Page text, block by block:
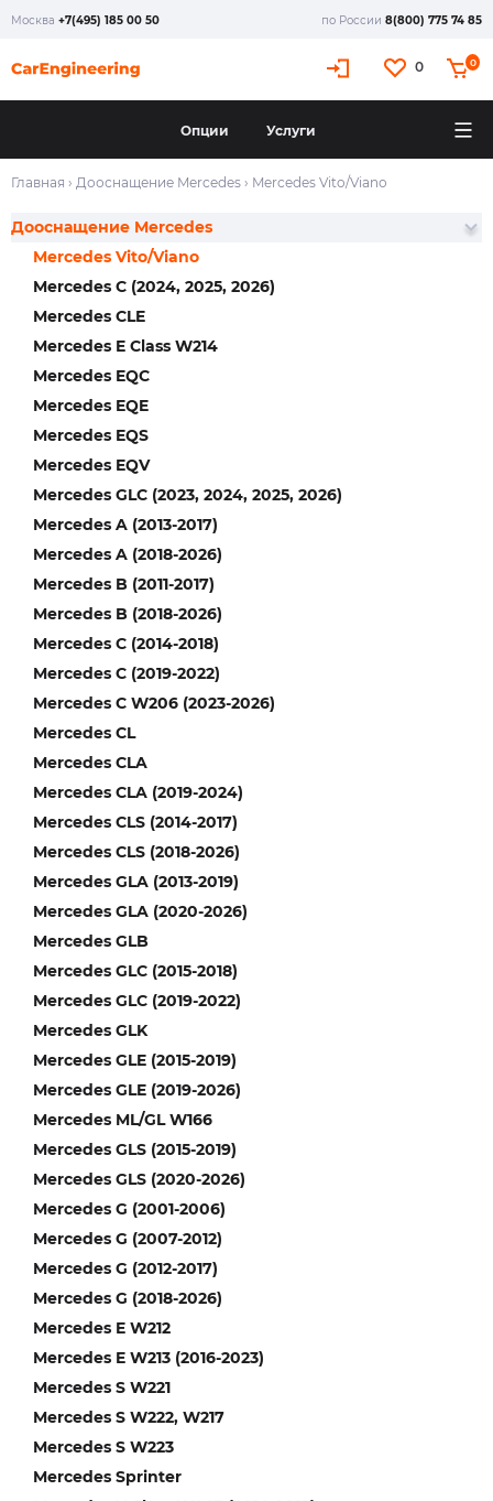
Москва +7(495) 185 00 50 по России 8(800) 775 74 85
0 0
Опции Услуги
Главная › Дооснащение Mercedes › Mercedes Vito/Viano
Дооснащение Mercedes
Mercedes C (2024, 2025, 2026)
Mercedes CLE
Mercedes E Class W214
Mercedes EQC
Mercedes EQE
Mercedes EQS
Mercedes EQV
Mercedes GLC (2023, 2024, 2025, 2026)
Mercedes A (2013-2017)
Mercedes A (2018-2026)
Mercedes B (2011-2017)
Mercedes B (2018-2026)
Mercedes C (2014-2018)
Mercedes C (2019-2022)
Mercedes C W206 (2023-2026)
Mercedes CL
Mercedes CLA
Mercedes CLA (2019-2024)
Mercedes CLS (2014-2017)
Mercedes CLS (2018-2026)
Mercedes GLA (2013-2019)
Mercedes GLA (2020-2026)
Mercedes GLB
Mercedes GLC (2015-2018)
Mercedes GLC (2019-2022)
Mercedes GLK
Mercedes GLE (2015-2019)
Mercedes GLE (2019-2026)
Mercedes ML/GL W166
Mercedes GLS (2015-2019)
Mercedes GLS (2020-2026)
Mercedes G (2001-2006)
Mercedes G (2007-2012)
Mercedes G (2012-2017)
Mercedes G (2018-2026)
Mercedes E W212
Mercedes E W213 (2016-2023)
Mercedes S W221
Mercedes S W222, W217
Mercedes S W223
Mercedes Sprinter
Mercedes Vito/Viano